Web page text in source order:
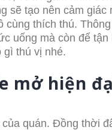
sẽ tạo nên cảm giác
thích thú.
uống mà còn để
gì thú vị nhé.
mở hiện
quán. Đồng thời